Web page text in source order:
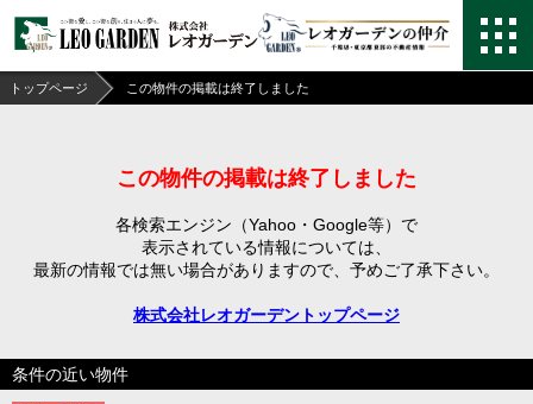
トップページ この物件の掲載は終了しました
この物件の掲載は終了しました
各検索エンジン（Yahoo・Google等）で
表示されている情報については、
最新の情報では無い場合がありますので、 予めご了承下さい。
株式会社レオガーデントップページ
条件の近い物件